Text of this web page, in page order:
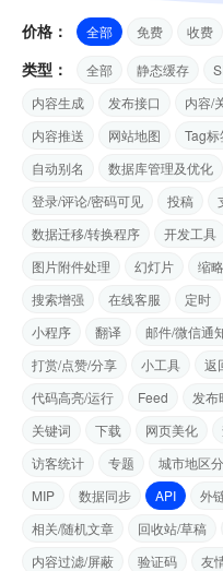
价格： 全部 免费 收费
类型： 全部 静态缓存
内容生成
发布接口 内容/
内容推送
网站地图 Tag标
自动别名
数据库管理及优化
登录/评论/密码可见
投稿
数据迁移/转换程序
开发工具
图片附件处理
幻灯片 缩
搜索增强
在线客服 定时
小程序
翻译 邮件/微信通
打赏/点赞/分享
小工具 返
代码高亮/运行
Feed 发布
关键词
下载 网页美化
访客统计
专题 城市地区
MIP
数据同步 API 外
相关/随机文章
回收站/草稿
内容过滤/屏蔽
验证码 友